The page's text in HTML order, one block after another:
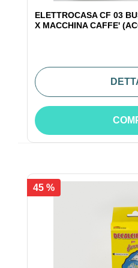
ELETTROCASA CF 03
X MACCHINA CAFFE'
45 %